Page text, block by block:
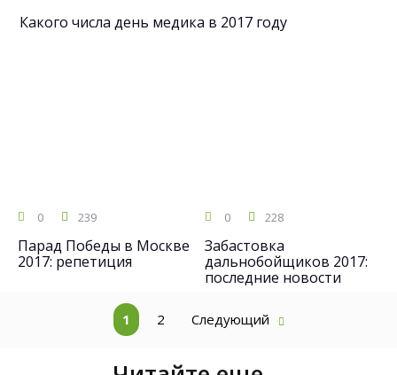
Какого числа день медика в 2017 году
0 239
Парад Победы в Москве
2017: репетиция
0 228
Забастовка
дальнобойщиков 2017:
последние новости
1 2 Следующий